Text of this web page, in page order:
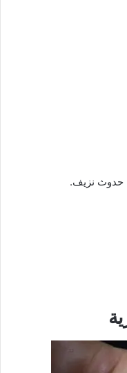
حدوث نزيف.